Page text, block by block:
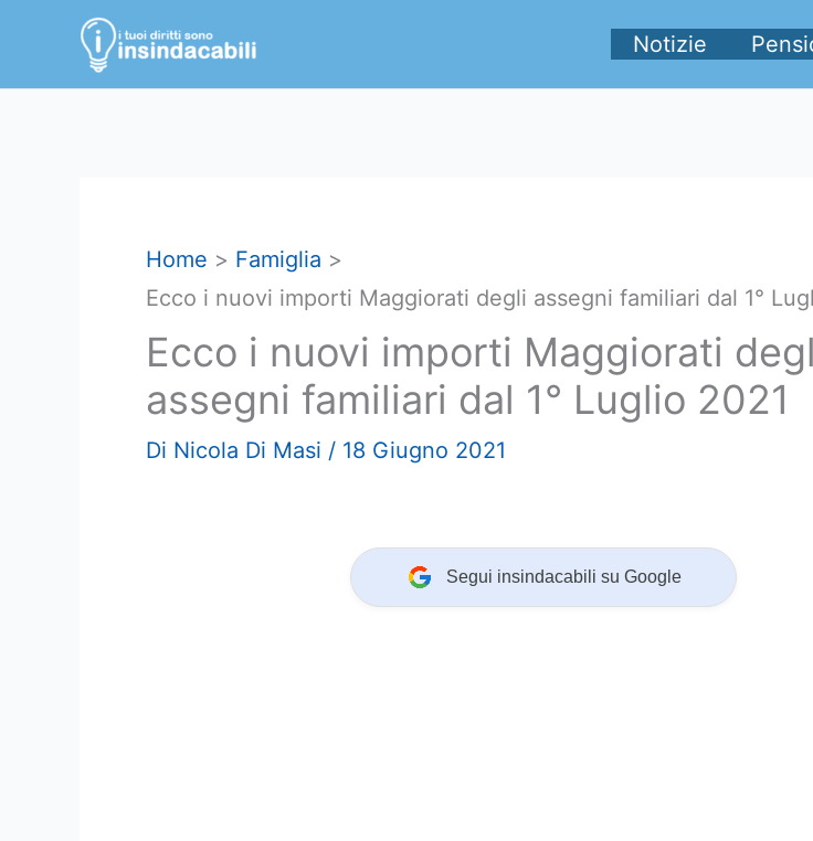
contenuto
Notizie
Home
Famiglia
Ecco i nuovi importi Maggiorati degli assegni familiari dal 1°
Ecco i nuovi importi Maggiorati
assegni familiari dal 1° Luglio 2021
Di Nicola Di Masi / 18 Giugno 2021
Segui insindacabili su Google